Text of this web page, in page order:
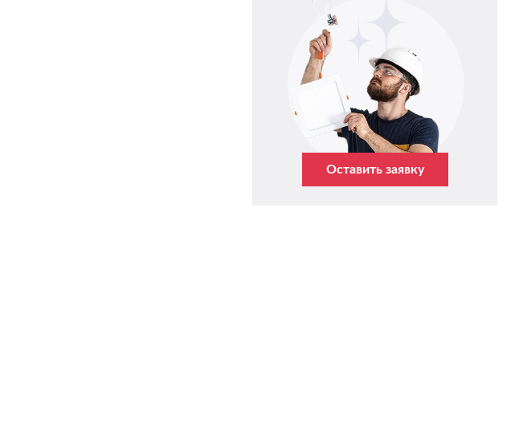
Оставить заявку